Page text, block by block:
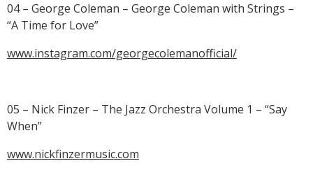
04 – George Coleman – George Coleman with Strings –
“A Time for Love”
www.instagram.com/georgecolemanofficial/
05 – Nick Finzer – The Jazz Orchestra Volume 1 – “Say
When”
www.nickfinzermusic.com